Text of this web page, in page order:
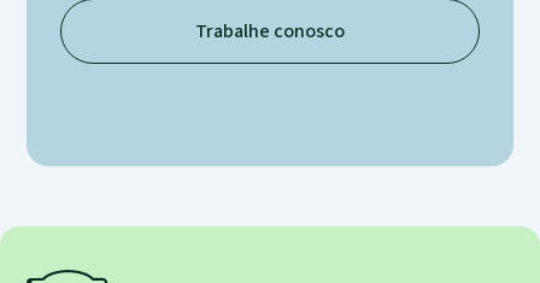
Trabalhe conosco